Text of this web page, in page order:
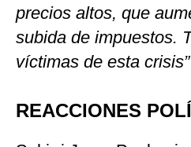
precios altos, que
subida de impuestos.
víctimas de esta crisis”
REACCIONES